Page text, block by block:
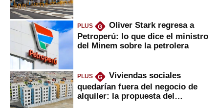
PLUS G
Oliver Stark regresa a
Petroperú: lo que dice el ministro
del Minem sobre la petrolera
PLUS G
Viviendas sociales
quedarían fuera del negocio de
alquiler: la propuesta del